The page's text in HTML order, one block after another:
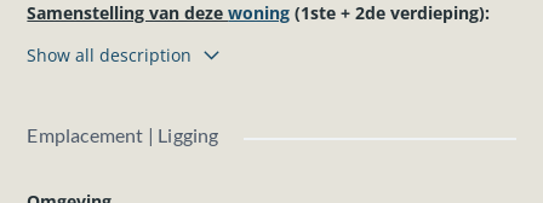
Samenstelling van dezewoning (1ste + 2de verdieping):
Inkomhal, woonkamer (salon en eetkamer) met ingerichte
wasruimte, apart toilet, terras.
2de verdieping :
Show all description
Emplacement | Ligging